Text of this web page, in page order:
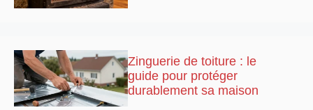
Zinguerie de toiture : le
guide pour protéger
durablement sa maison